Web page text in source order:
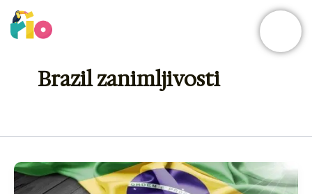
Skip
to
Brazil zanimljivosti